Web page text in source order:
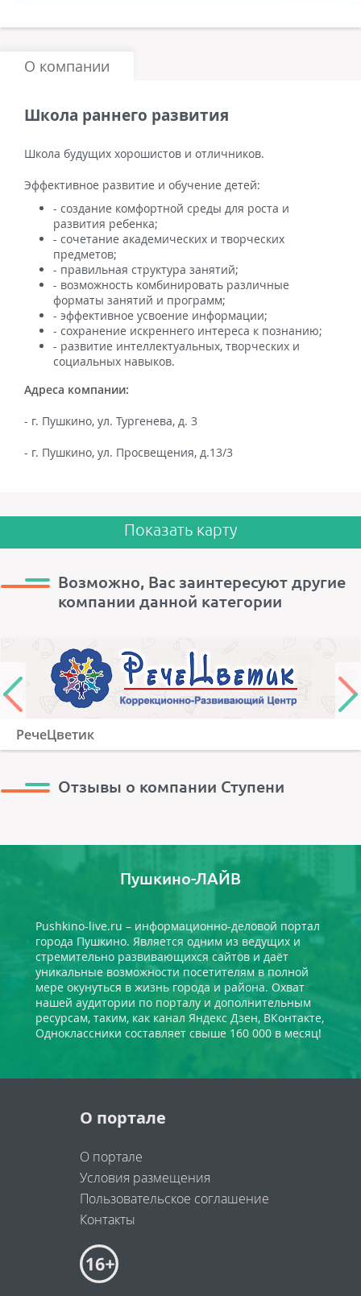
О компании
Школа раннего развития
Школа будущих хорошистов и отличников.
Эффективное развитие и обучение детей:
- создание комфортной среды для роста и
развития ребенка;
- сочетание академических и творческих
предметов;
- правильная структура занятий;
- возможность комбинировать различные
форматы занятий и программ;
- эффективное усвоение информации;
- сохранение искреннего интереса к познанию;
- развитие интеллектуальных, творческих и
социальных навыков.
Адреса компании:
- г. Пушкино, ул. Тургенева, д. 3
- г. Пушкино, ул. Просвещения, д.13/3
Показать карту
Возможно, Вас заинтересуют другие
компании данной категории
РечеЦветик
Отзывы о компании Ступени
Пушкино-ЛАЙВ
Pushkino-live.ru – информационно-деловой портал
города Пушкино. Является одним из ведущих и
стремительно развивающихся сайтов и даёт
уникальные возможности посетителям в полной
мере окунуться в жизнь города и района. Охват
нашей аудитории по порталу и дополнительным
ресурсам, таким, как канал Яндекс Дзен, ВКонтакте,
Одноклассники составляет свыше 160 000 в месяц!
О портале
О портале
Условия размещения
Пользовательское соглашение
Контакты